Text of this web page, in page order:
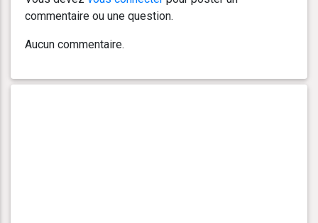
commentaire ou une question.
Aucun commentaire.